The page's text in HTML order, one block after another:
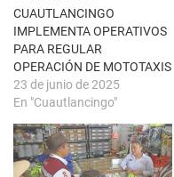
t
a
n
a
n
u
e
v
a
)
(
S
e
a
b
r
e
e
n
u
n
a
v
e
n
CUAUTLANCINGO
IMPLEMENTA OPERATIVOS
PARA REGULAR
OPERACIÓN DE MOTOTAXIS
23 de junio de 2025
En "Cuautlancingo"